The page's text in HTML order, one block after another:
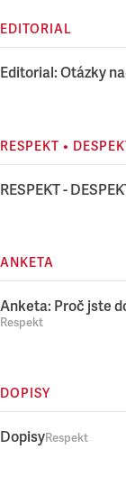
EDITORIAL
Editorial: Otázky
RESPEKT •
RESPEKT -
ANKETA
Anketa: Proč jste
Respekt
DOPISY
DopisyRespekt